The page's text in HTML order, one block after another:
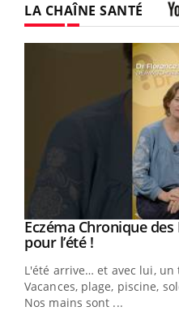
LA CHAÎNE SANTÉ
Youtube
Eczéma Chronique
pour l’été !Youtube
L'été arrive… et avec lui, un
Vacances, plage, piscine,
Nos mains sont ...